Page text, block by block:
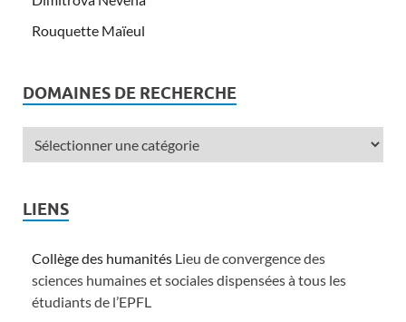
Rouquette Maïeul
DOMAINES DE RECHERCHE
LIENS
Collège des humanités Lieu de convergence des
sciences humaines et sociales dispensées à tous les
étudiants de l’EPFL